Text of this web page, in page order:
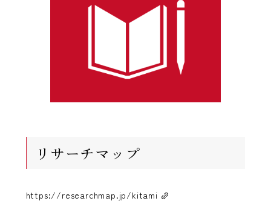
リサーチマップ
https://researchmap.jp/kitami